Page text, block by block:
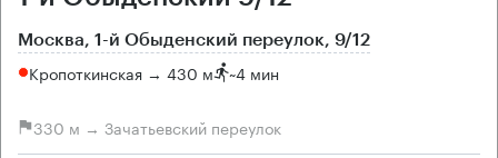
Москва, 1-й Обыденский переулок, 9/12
Кропоткинская → 430 м ~4 мин
330 м → Зачатьевский переулок